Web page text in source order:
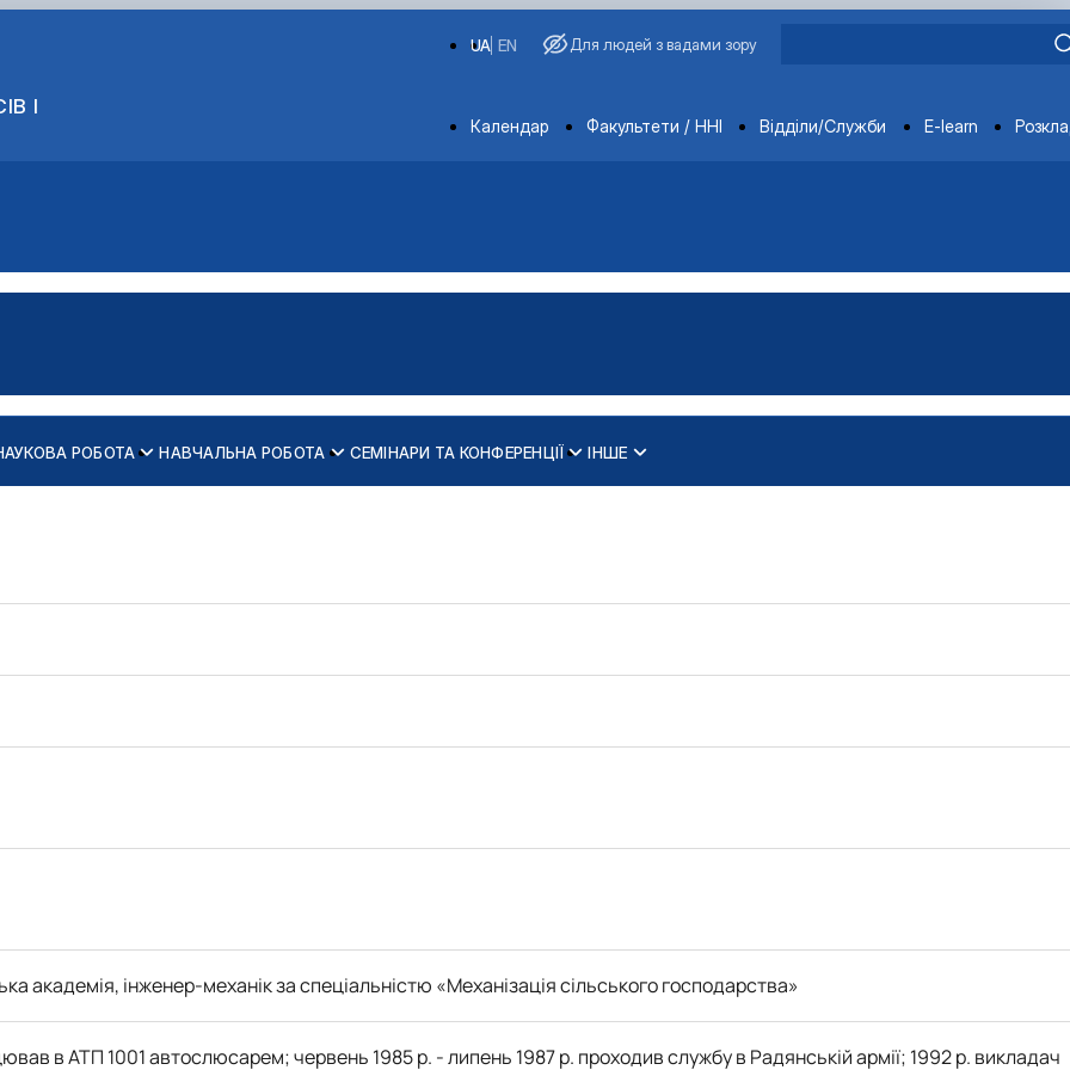
І
EN
UA Для людей з вадами зору
Departments
Календар Факультети / ННІ Відділи/Служби E-learn
виробництва
РОБОТА НАВЧАЛЬНА РОБОТА СЕМІНАРИ ТА КОНФЕРЕНЦІЇ ІНШЕ
академія, інженер-механік за спеціальністю «Механізація сільського господарства»
в АТП 1001 автослюсарем; червень 1985 р. - липень 1987 р. проходив службу в Радянській армії; 1992 р. викладач